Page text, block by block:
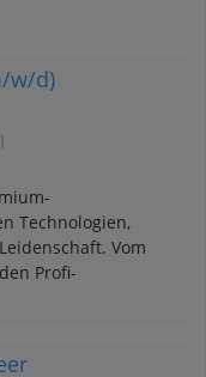
w/d)
Technologien,
Vom
Profi-